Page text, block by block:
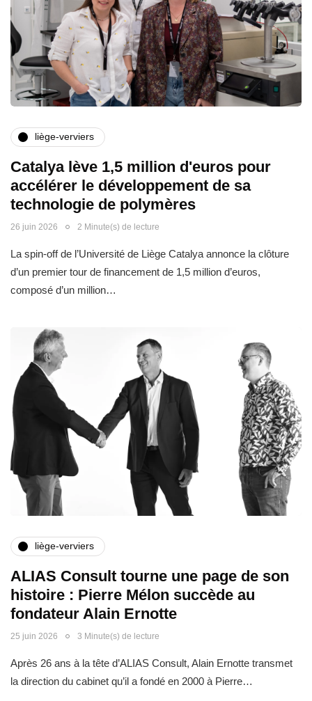
liège-verviers
Catalya lève 1,5 million d'euros pour
accélérer le développement de sa
technologie de polymères
26 juin 2026 2 Minute(s) de lecture
La spin-off de l’Université de Liège Catalya annonce la clôture
d’un premier tour de financement de 1,5 million d’euros,
composé d’un million…
liège-verviers
ALIAS Consult tourne une page de son
histoire : Pierre Mélon succède au
fondateur Alain Ernotte
25 juin 2026 3 Minute(s) de lecture
Après 26 ans à la tête d’ALIAS Consult, Alain Ernotte transmet
la direction du cabinet qu’il a fondé en 2000 à Pierre…